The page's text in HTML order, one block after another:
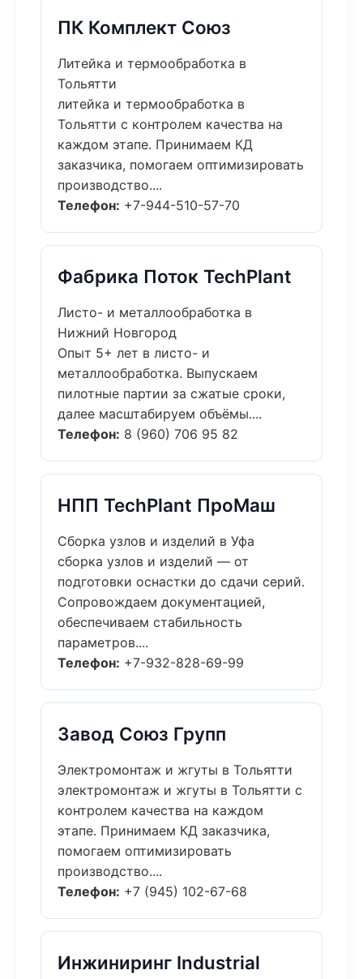
ПК Комплект Союз
Литейка и термообработка в
Тольятти
литейка и термообработка в
Тольятти с контролем качества на
каждом этапе. Принимаем КД
заказчика, помогаем оптимизировать
производство....
Телефон: +7-944-510-57-70
Фабрика Поток TechPlant
Листо- и металлообработка в
Нижний Новгород
Опыт 5+ лет в листо- и
металлообработка. Выпускаем
пилотные партии за сжатые сроки,
далее масштабируем объёмы....
Телефон: 8 (960) 706 95 82
НПП TechPlant ПроМаш
Сборка узлов и изделий в Уфа
сборка узлов и изделий — от
подготовки оснастки до сдачи серий.
Сопровождаем документацией,
обеспечиваем стабильность
параметров....
Телефон: +7-932-828-69-99
Завод Союз Групп
Электромонтаж и жгуты в Тольятти
электромонтаж и жгуты в Тольятти с
контролем качества на каждом
этапе. Принимаем КД заказчика,
помогаем оптимизировать
производство....
Телефон: +7 (945) 102-67-68
Инжиниринг Industrial